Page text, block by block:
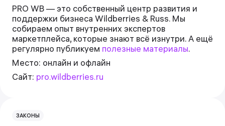
PRO WB — это собственный центр развития и
поддержки бизнеса Wildberries & Russ. Мы
собираем опыт внутренних экспертов
маркетплейса, которые знают всё изнутри. А ещё
регулярно публикуем полезные материалы.
Место: онлайн и офлайн
Сайт: pro.wildberries.ru
ЗАКОНЫ